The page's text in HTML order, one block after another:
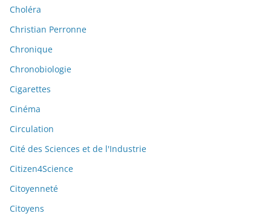
Choléra
Christian Perronne
Chronique
Chronobiologie
Cigarettes
Cinéma
Circulation
Cité des Sciences et de l'Industrie
Citizen4Science
Citoyenneté
Citoyens